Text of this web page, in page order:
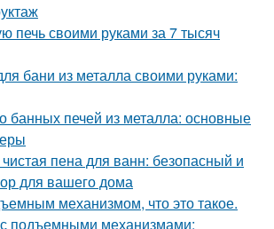
печь своими руками за 7 тысяч
бани из металла своими руками:
банных печей из металла: основные
пена для ванн: безопасный и
для вашего дома
механизмом, что это такое.
подъемными механизмами: